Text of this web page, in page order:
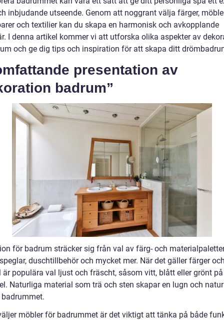
inbjudande utseende. Genom att noggrant välja färger,
och textilier kan du skapa en harmonisk och avkopplande
I denna artikel kommer vi att utforska olika aspekter av
och ge dig tips och inspiration för att skapa ditt
presentation av
badrum”
för badrum sträcker sig från val av färg- och
duschtillbehör och mycket mer. När det gäller färger
är populära val ljust och fräscht, såsom vitt, blått eller grönt
Naturliga material som trä och sten skapar en lugn och
möbler för badrummet är det viktigt att tänka på både